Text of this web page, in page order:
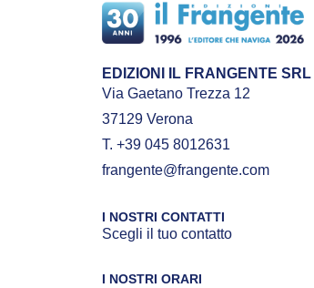
EDIZIONI IL FRANGENTE SRL
Via Gaetano Trezza 12
37129 Verona
T. +39 045 8012631
frangente@frangente.com
I NOSTRI CONTATTI
Scegli il tuo contatto
I NOSTRI ORARI